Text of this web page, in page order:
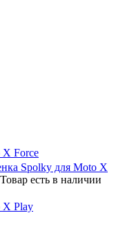
X Force
Spolky для Moto X
Товар есть в наличии
X Play